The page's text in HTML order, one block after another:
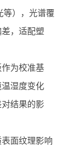
等），光谱覆
，适配塑
为校准基
湿度变化
结果的影
面纹理影响